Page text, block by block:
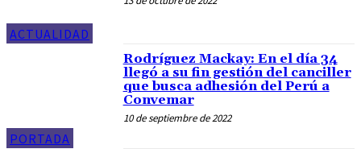
ACTUALIDAD
PORTADA
Rodríguez Mackay: En el día 34
llegó a su fin gestión del canciller
que busca adhesión del Perú a
Convemar
10 de septiembre de 2022